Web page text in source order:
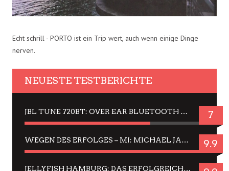
Echt schrill - PORTO ist ein Trip wert, auch wenn einige Dinge
nerven.
NEUESTE TESTBERICHTE
JBL TUNE 720BT: OVER EAR BLUETOOTH KOPFHÖRER UM DIE 50,-€ IM DAUER-TEST 7
WEGEN DES ERFOLGES – MJ: MICHAEL JACKSON MUSICAL IN EINER MATINEE SEHEN 9.9
JELLYFISH HAMBURG: DAS ERFOLGREICHE SOMMER-MENÜ 2025 IN GEFÜHLEN UND BILDERN